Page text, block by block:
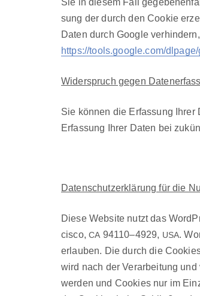
Sie in diesem Fall
sung der durch den Cook­ie
Dat­en durch Google
https://tools.google.com/
Wider­spruch gegen
Sie kön­nen die Erfas­sung
Erfas­sung Ihrer Dat­en bei
Daten­schutzerk­lärung für die
Diese Web­site nutzt das
cis­co,CA 94110–4929, USA.
erlauben. Die durch die
wird nach der Ver­ar­beitung
wer­den und Cook­ies nur im